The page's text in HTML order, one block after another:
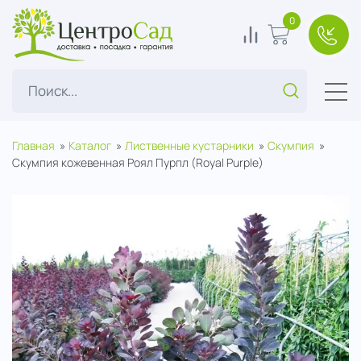
ЦентроСад
Поиск...
0 В корзину
0
Главная Каталог Лиственные кустарники
Скумпия
Скумпия кожевенная Роял Пурпл (Royal Purple)